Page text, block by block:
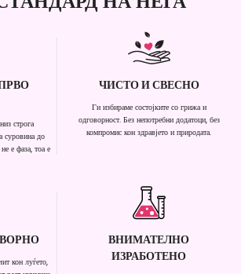
строга
суровина до
е фаза, тоа е
ЧИСТО И СВЕСНО
Ги избираме состојките со грижа и
одговорност. Без непотребни додатоци, без
компромис кон здравјето и природата.
кон луѓето,
ВНИМАТЕЛНО
ИЗРАБОТЕНО